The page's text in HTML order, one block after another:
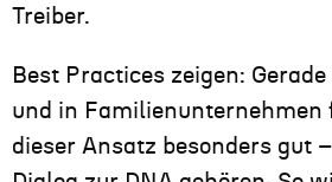
Treiber.
Best Practices zeigen:
und in Familienunternehmen
dieser Ansatz besonders gut